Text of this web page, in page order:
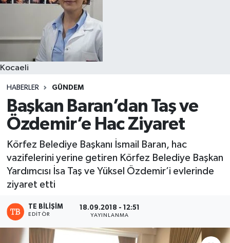
Kocaeli
HABERLER GÜNDEM
Başkan Baran’dan Taş ve
Özdemir’e Hac Ziyaret
Körfez Belediye Başkanı İsmail Baran, hac
vazifelerini yerine getiren Körfez Belediye Başkan
Yardımcısı İsa Taş ve Yüksel Özdemir’i evlerinde
ziyaret etti
TE BILIŞIM
EDITÖR
18.09.2018 - 12:51
YAYINLANMA